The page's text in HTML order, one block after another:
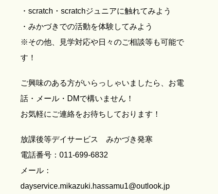
・scratch・scratchジュニアに触れてみよう
・みかづきでの活動を体験してみよう
※その他、見学対応や日々のご相談等も可能で
す！
ご興味のある方がいらっしゃいましたら、お電
話・メール・DMで構いません！
お気軽にご連絡をお待ちしております！
放課後等デイサービス みかづき発寒
電話番号：011-699-6832
メール：
dayservice.mikazuki.hassamu1@outlook.jp